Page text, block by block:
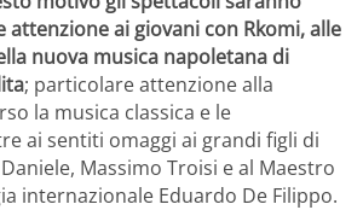
attenzione ai giovani con Rkomi, alle
nuova musica napoletana di
; particolare attenzione alla
la musica classica e le
ai sentiti omaggi ai grandi figli di
Massimo Troisi e al Maestro
internazionale Eduardo De Filippo.